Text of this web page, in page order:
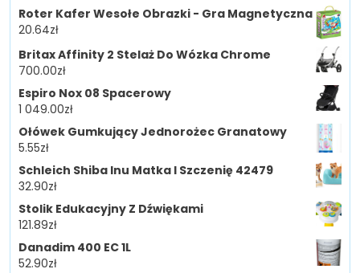
Roter Kafer Wesołe Obrazki - Gra Magnetyczna
20.64zł
Britax Affinity 2 Stelaż Do Wózka Chrome
700.00zł
Espiro Nox 08 Spacerowy
1 049.00zł
Ołówek Gumkujący Jednorożec Granatowy
5.55zł
Schleich Shiba Inu Matka I Szczenię 42479
32.90zł
Stolik Edukacyjny Z Dźwiękami
121.89zł
Danadim 400 EC 1L
52.90zł